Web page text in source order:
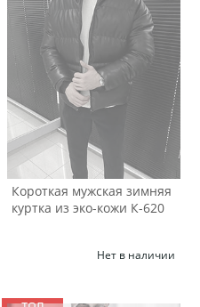
Короткая мужская зимняя
куртка из эко-кожи К-620
Нет в наличии